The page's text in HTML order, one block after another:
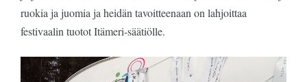
ruokia ja juomia ja heidän tavoitteenaan on lahjoittaa
festivaalin tuotot Itämeri-säätiölle.